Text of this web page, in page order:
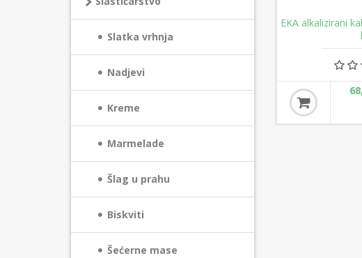
EKA alkalizirani
Slatka vrhnja
Nadjevi
Kreme
Marmelade
Šlag u prahu
Biskviti
Šećerne mase